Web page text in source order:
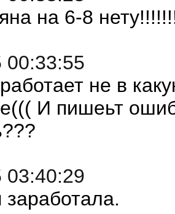
на 6-8
00:33:55
не в
И пишеьт
03:40:29
заработала.